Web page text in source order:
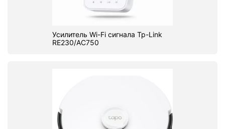
Усилитель Wi-Fi сигнала Tp-Link
RE230/AC750